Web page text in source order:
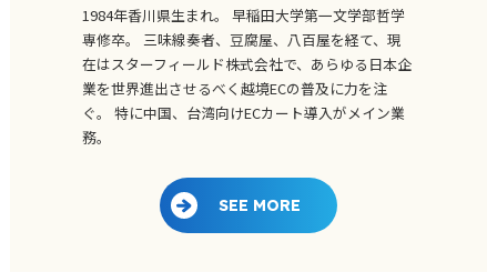
1984年香川県生まれ。 早稲田大学第一文学部哲学
専修卒。 三味線奏者、豆腐屋、八百屋を経て、現
在はスターフィールド株式会社で、あらゆる日本企
業を世界進出させるべく越境ECの普及に力を注
ぐ。 特に中国、台湾向けECカート導入がメイン業
務。
SEE MORE